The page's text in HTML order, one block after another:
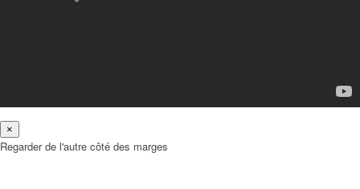
×
Regarder de l'autre côté des marges